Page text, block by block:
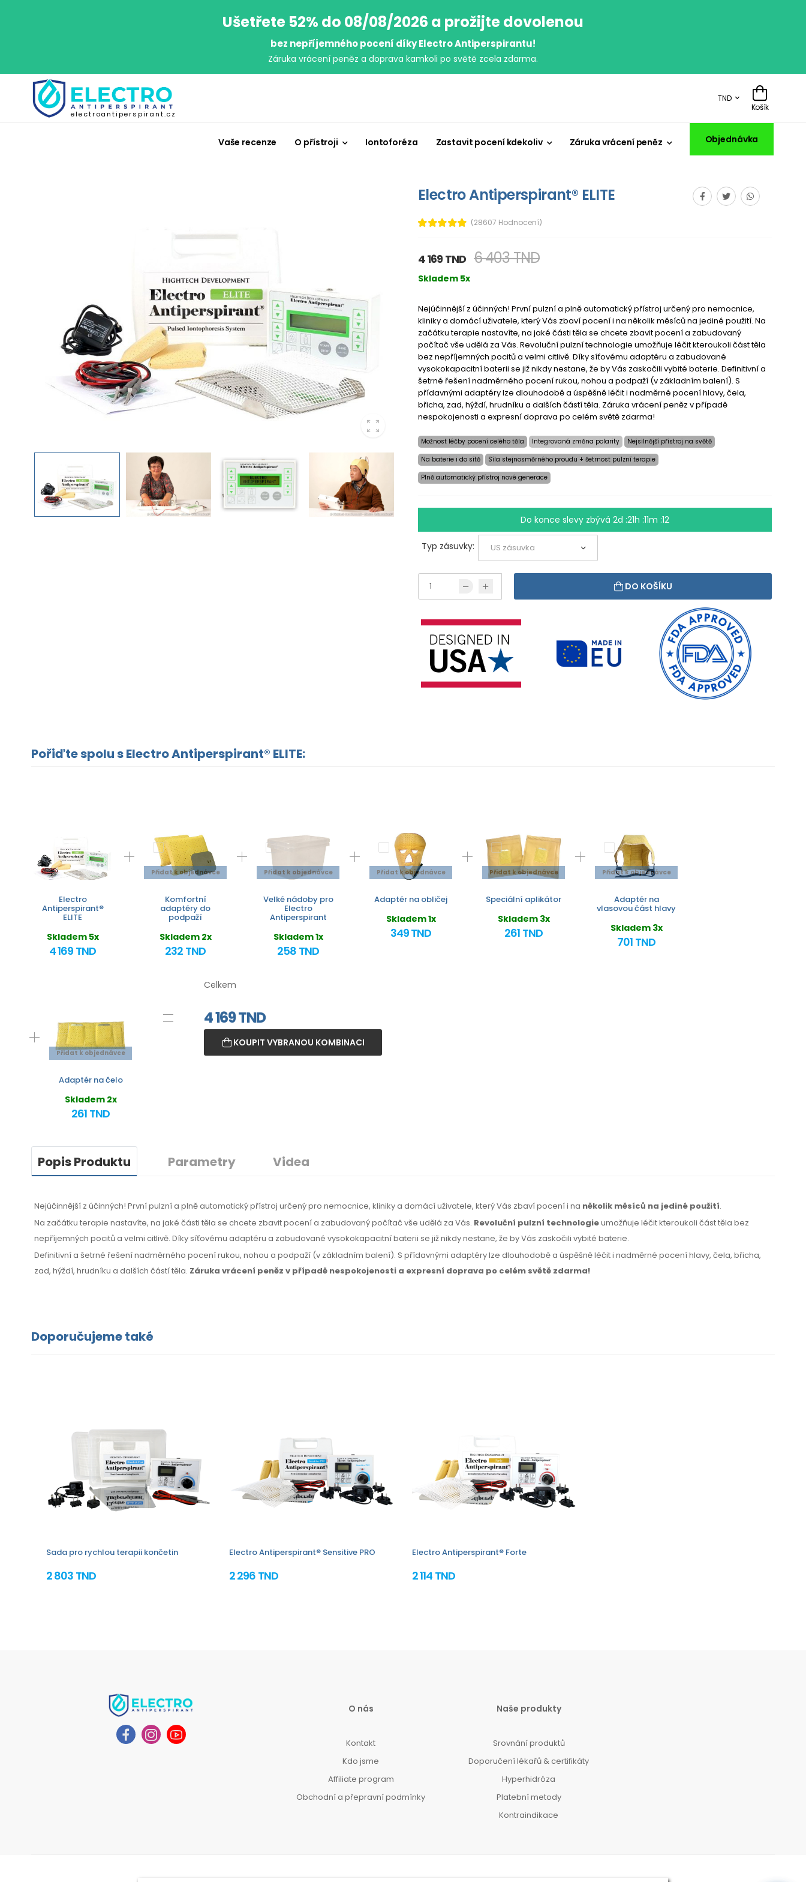
Ušetřete 52% do 08/08/2026 a prožijte dovolenou
bez nepříjemného pocení díky Electro Antiperspirantu!
Záruka vrácení peněz a doprava kamkoli po světě zcela zdarma.
electroantiperspirant.cz
TND
Košík
Vaše recenze O přístroji Iontoforéza Zastavit pocení kdekoliv Záruka vrácení peněz Objednávka
Electro Antiperspirant® ELITE
(28607 Hodnocení)
4 169 TND 6 403 TND
Skladem 5x
Nejúčinnější z účinných! První pulzní a plně automatický přístroj určený pro nemocnice,
kliniky a domácí uživatele, který Vás zbaví pocení i na několik měsíců na jediné použití. Na
začátku terapie nastavíte, na jaké části těla se chcete zbavit pocení a zabudovaný
počítač vše udělá za Vás. Revoluční pulzní technologie umožňuje léčit kteroukoli část těla
bez nepříjemných pocitů a velmi citlivě. Díky síťovému adaptéru a zabudované
vysokokapacitní baterii se již nikdy nestane, že by Vás zaskočili vybité baterie. Definitivní a
šetrné řešení nadměrného pocení rukou, nohou a podpaží (v základním balení). S
přídavnými adaptéry lze dlouhodobě a úspěšně léčit i nadměrné pocení hlavy, čela,
břicha, zad, hýždí, hrudníku a dalších částí těla. Záruka vrácení peněz v případě
nespokojenosti a expresní doprava po celém světě zdarma!
Možnost léčby pocení celého těla Integrovaná změna polarity
Nejsilnější přístroj na světě
Na baterie i do sítě
Síla stejnosměrného proudu + šetrnost pulzní terapie
Plně automatický přístroj nové generace
Do konce slevy zbývá 2d :21h :11m :10
Typ zásuvky:
DO KOŠÍKU
Pořiďte spolu s Electro Antiperspirant® ELITE:
Electro
Antiperspirant®
ELITE
Skladem 5x
4 169 TND
Přidat k objednávce
Komfortní
adaptéry do
podpaží
Skladem 2x
232 TND
Přidat k objednávce
Velké nádoby pro
Electro
Antiperspirant
Skladem 1x
258 TND
Přidat k objednávce
Adaptér na obličej
Skladem 1x
349 TND
Přidat k objednávce
Speciální aplikátor
Skladem 3x
261 TND
Přidat k objednávce
Adaptér na
vlasovou část hlavy
Skladem 3x
701 TND
Přidat k objednávce
Adaptér na čelo
Skladem 2x
261 TND
Celkem
4 169TND
KOUPIT VYBRANOU KOMBINACI
Popis Produktu Parametry Videa
Nejúčinnější z účinných! První pulzní a plně automatický přístroj určený pro nemocnice, kliniky a domácí uživatele, který Vás zbaví pocení i na několik měsíců na jediné použití.
Na začátku terapie nastavíte, na jaké části těla se chcete zbavit pocení a zabudovaný počítač vše udělá za Vás. Revoluční pulzní technologieumožňuje léčit kteroukoli část těla bez
nepříjemných pocitů a velmi citlivě. Díky síťovému adaptéru a zabudované vysokokapacitní baterii se již nikdy nestane, že by Vás zaskočili vybité baterie.
Definitivní a šetrné řešení nadměrného pocení rukou, nohou a podpaží (v základním balení). S přídavnými adaptéry lze dlouhodobě a úspěšně léčit i nadměrné pocení hlavy, čela, břicha,
zad, hýždí, hrudníku a dalších částí těla. Záruka vrácení peněz v případě nespokojenosti a expresní doprava po celém světě zdarma!
Doporučujeme také
Sada pro rychlou terapii končetin
2 803 TND
Electro Antiperspirant® Sensitive PRO
2 296 TND
Electro Antiperspirant® Forte
2 114 TND
O nás
Kontakt
Kdo jsme
Affiliate program
Obchodní a přepravní podmínky
Naše produkty
Srovnání produktů
Doporučení lékařů & certifikáty
Hyperhidróza
Platební metody
Kontraindikace